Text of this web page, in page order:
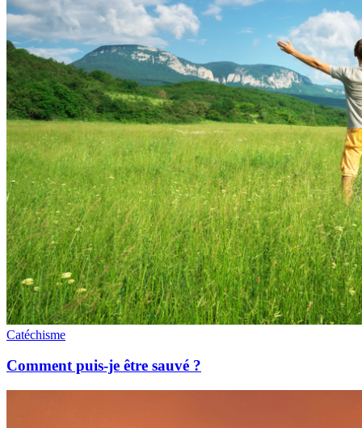
Catéchisme
Comment puis-je être sauvé ?